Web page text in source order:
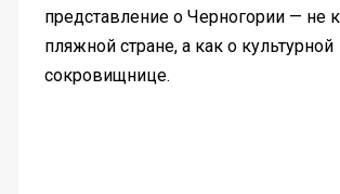
представление о Черногории — не
пляжной стране, а как о культурной
сокровищнице.